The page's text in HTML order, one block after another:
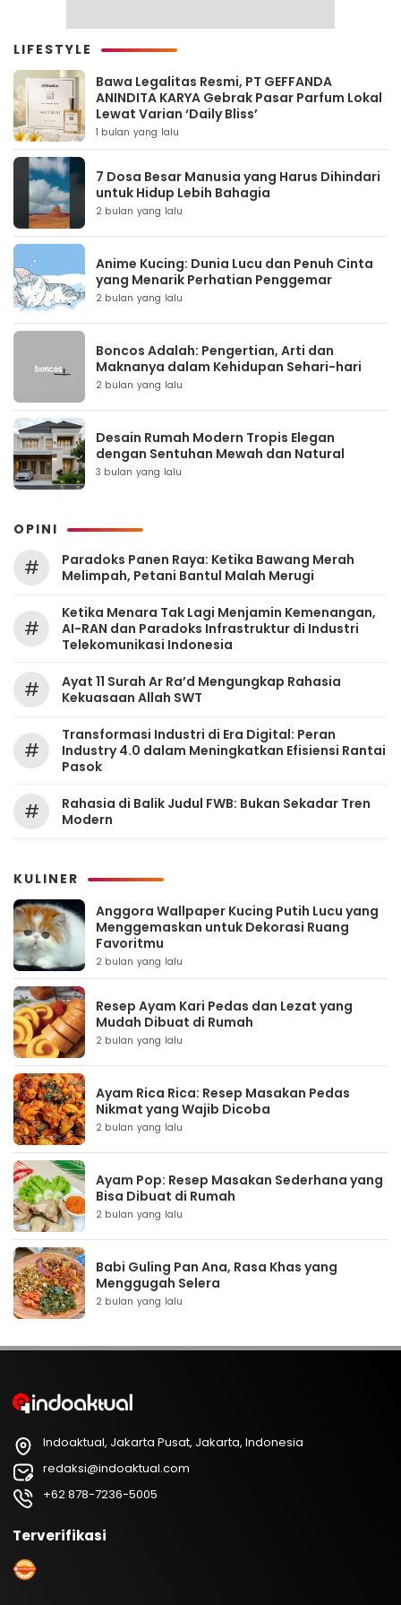
LIFESTYLE
Bawa Legalitas Resmi, PT GEFFANDA
ANINDITA KARYA Gebrak Pasar Parfum Lokal
Lewat Varian ‘Daily Bliss’
1 bulan yang lalu
7 Dosa Besar Manusia yang Harus Dihindari
untuk Hidup Lebih Bahagia
2 bulan yang lalu
Anime Kucing: Dunia Lucu dan Penuh Cinta
yang Menarik Perhatian Penggemar
2 bulan yang lalu
Boncos Adalah: Pengertian, Arti dan
Maknanya dalam Kehidupan Sehari-hari
2 bulan yang lalu
Desain Rumah Modern Tropis Elegan
dengan Sentuhan Mewah dan Natural
3 bulan yang lalu
OPINI
#
Paradoks Panen Raya: Ketika Bawang Merah
Melimpah, Petani Bantul Malah Merugi
#
Ketika Menara Tak Lagi Menjamin Kemenangan,
AI-RAN dan Paradoks Infrastruktur di Industri
Telekomunikasi Indonesia
#
Ayat 11 Surah Ar Ra’d Mengungkap Rahasia
Kekuasaan Allah SWT
#
Transformasi Industri di Era Digital: Peran
Industry 4.0 dalam Meningkatkan Efisiensi Rantai
Pasok
#
Rahasia di Balik Judul FWB: Bukan Sekadar Tren
Modern
KULINER
Anggora Wallpaper Kucing Putih Lucu yang
Menggemaskan untuk Dekorasi Ruang
Favoritmu
2 bulan yang lalu
Resep Ayam Kari Pedas dan Lezat yang
Mudah Dibuat di Rumah
2 bulan yang lalu
Ayam Rica Rica: Resep Masakan Pedas
Nikmat yang Wajib Dicoba
2 bulan yang lalu
Ayam Pop: Resep Masakan Sederhana yang
Bisa Dibuat di Rumah
2 bulan yang lalu
Babi Guling Pan Ana, Rasa Khas yang
Menggugah Selera
2 bulan yang lalu
Indoaktual, Jakarta Pusat, Jakarta, Indonesia
redaksi@indoaktual.com
+62 878-7236-5005
Terverifikasi